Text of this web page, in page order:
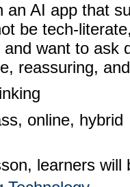
an AI app that
be tech-
and want to
reassuring,
online, hybrid
learners will